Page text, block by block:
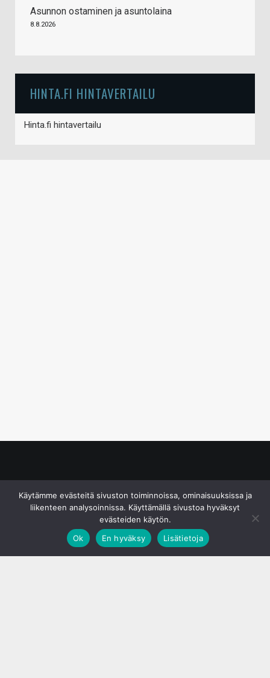
Asunnon ostaminen ja asuntolaina
8.8.2026
HINTA.FI HINTAVERTAILU
Hinta.fi hintavertailu
Käytämme evästeitä sivuston toiminnoissa, ominaisuuksissa ja
liikenteen analysoinnissa. Käyttämällä sivustoa hyväksyt
evästeiden käytön.
Ok
En hyväksy Lisätietoja